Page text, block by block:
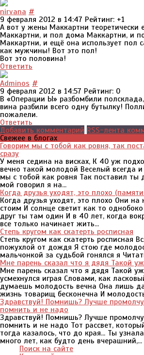
nirvana #
9 февраля 2012 в 14:47 Рейтинг: +1
А вот у жены Маккартни теоретически
Маккартни, и пол дома Маккартни, и
Маккартни, и ещё она использует пол
как мужчины! Вот это пол!
Вот это половина!
Ответить
Adminos #
9 февраля 2012 в 14:57 Рейтинг: 0
В «Операции Ы» разбомбили
вина разбили всего одну бутылку!
пожалели.
Ответить
Добавить комментарий RSS-лента
Свежее в блогах
Говорим мы с тобой как ровня, так
сразу
У меня седина на висках, К 40 уж
вечно такой молодой Веселый всегда
мы с тобой как ровня Так поставил ты
мой говорил я на...
Когда друзья уходят, это плохо
Когда друзья уходят, это плохо Они
стоим И солнце светит как то
друг ты там один И в 40 лет, когда
все только начинает жить...
Степь кругом как скатерть росписная
Степь кругом как скатерть росписная
пожухлой от дождя Я стою где
мальчонкой за судьбой гонялся я
Мне парень сказал что я дядя Такой
Мне парень сказал что я дядя Такой
усмехнулся играя Словами, как
думаешь молодость вечна Она лишь
жизнь товарищ бесконечна И
Здравствуй! Помнишь? Лучше
помнить и не надо
Здравствуй! Помнишь? Лучше
помнить и не надо Тот рассвет,
тогда казалось, что до края... Ты
много лет, как будто день вчерашний,...
Поиск на сайте